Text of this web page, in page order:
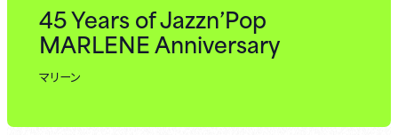
45 Years of Jazzn’Pop
MARLENE Anniversary
マリーン